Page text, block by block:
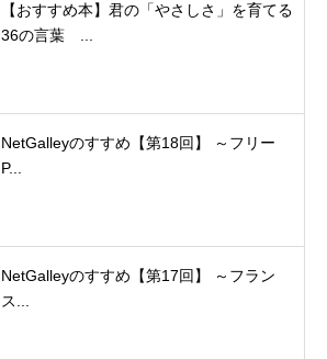
【おすすめ本】君の「やさしさ」を育てる
36の言葉 ...
NetGalleyのすすめ【第18回】 ～フリー
P...
NetGalleyのすすめ【第17回】 ～フラン
ス...